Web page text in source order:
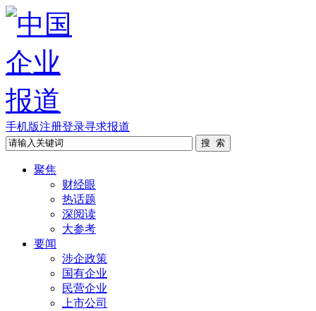
手机版注册登录寻求报道
聚焦
财经眼
热话题
深阅读
大参考
要闻
涉企政策
国有企业
民营企业
上市公司